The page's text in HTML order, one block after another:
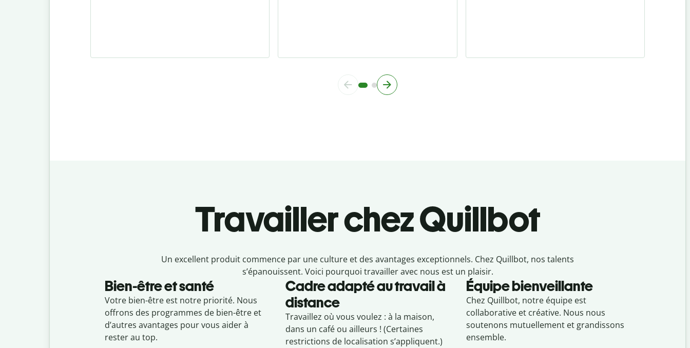
Travailler chez Quillbot
Un excellent produit commence par une culture et des avantages exceptionnels. Chez Quillbot, nos talents
s’épanouissent. Voici pourquoi travailler avec nous est un plaisir.
Bien-être et santé
Votre bien-être est notre priorité. Nous
offrons des programmes de bien-être et
d’autres avantages pour vous aider à
rester au top.
Cadre adapté au travail à
distance
Travaillez où vous voulez : à la maison,
dans un café ou ailleurs ! (Certaines
restrictions de localisation s’appliquent.)
Équipe bienveillante
Chez Quillbot, notre équipe est
collaborative et créative. Nous nous
soutenons mutuellement et grandissons
ensemble.